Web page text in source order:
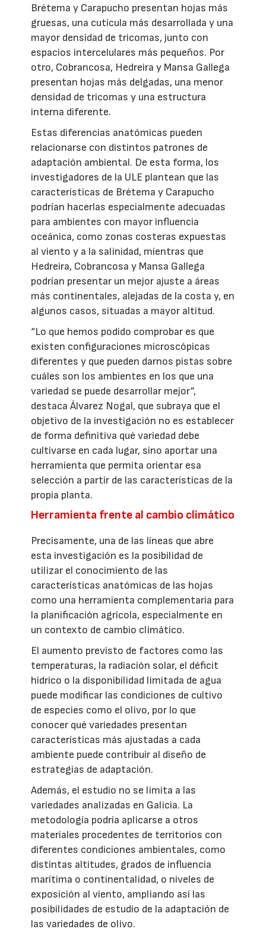
Brétema y Carapucho presentan hojas más
gruesas, una cutícula más desarrollada y una
mayor densidad de tricomas, junto con
espacios intercelulares más pequeños. Por
otro, Cobrancosa, Hedreira y Mansa Gallega
presentan hojas más delgadas, una menor
densidad de tricomas y una estructura
interna diferente.
Estas diferencias anatómicas pueden
relacionarse con distintos patrones de
adaptación ambiental. De esta forma, los
investigadores de la ULE plantean que las
características de Brétema y Carapucho
podrían hacerlas especialmente adecuadas
para ambientes con mayor influencia
oceánica, como zonas costeras expuestas
al viento y a la salinidad, mientras que
Hedreira, Cobrancosa y Mansa Gallega
podrían presentar un mejor ajuste a áreas
más continentales, alejadas de la costa y, en
algunos casos, situadas a mayor altitud.
“Lo que hemos podido comprobar es que
existen configuraciones microscópicas
diferentes y que pueden darnos pistas sobre
cuáles son los ambientes en los que una
variedad se puede desarrollar mejor”,
destaca Álvarez Nogal, que subraya que el
objetivo de la investigación no es establecer
de forma definitiva qué variedad debe
cultivarse en cada lugar, sino aportar una
herramienta que permita orientar esa
selección a partir de las características de la
propia planta.
Herramienta frente al cambio climático
Precisamente, una de las líneas que abre
esta investigación es la posibilidad de
utilizar el conocimiento de las
características anatómicas de las hojas
como una herramienta complementaria para
la planificación agrícola, especialmente en
un contexto de cambio climático.
El aumento previsto de factores como las
temperaturas, la radiación solar, el déficit
hídrico o la disponibilidad limitada de agua
puede modificar las condiciones de cultivo
de especies como el olivo, por lo que
conocer qué variedades presentan
características más ajustadas a cada
ambiente puede contribuir al diseño de
estrategias de adaptación.
Además, el estudio no se limita a las
variedades analizadas en Galicia. La
metodología podría aplicarse a otros
materiales procedentes de territorios con
diferentes condiciones ambientales, como
distintas altitudes, grados de influencia
marítima o continentalidad, o niveles de
exposición al viento, ampliando así las
posibilidades de estudio de la adaptación de
las variedades de olivo.